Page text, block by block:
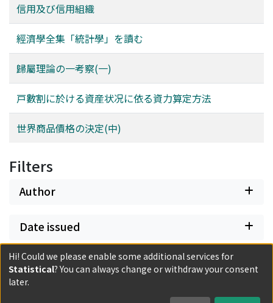
信用及び信用組織
經濟學全集「統計學」を讀む
歸屬理論の一考察(一)
戸數割に於ける資産状况に依る資力算定方法
世界商品價格の決定(中)
Filters
Author
Date issued
Classification
Hi! Could we please enable some additional services for
Statistical? You can always change or withdraw your consent
later.